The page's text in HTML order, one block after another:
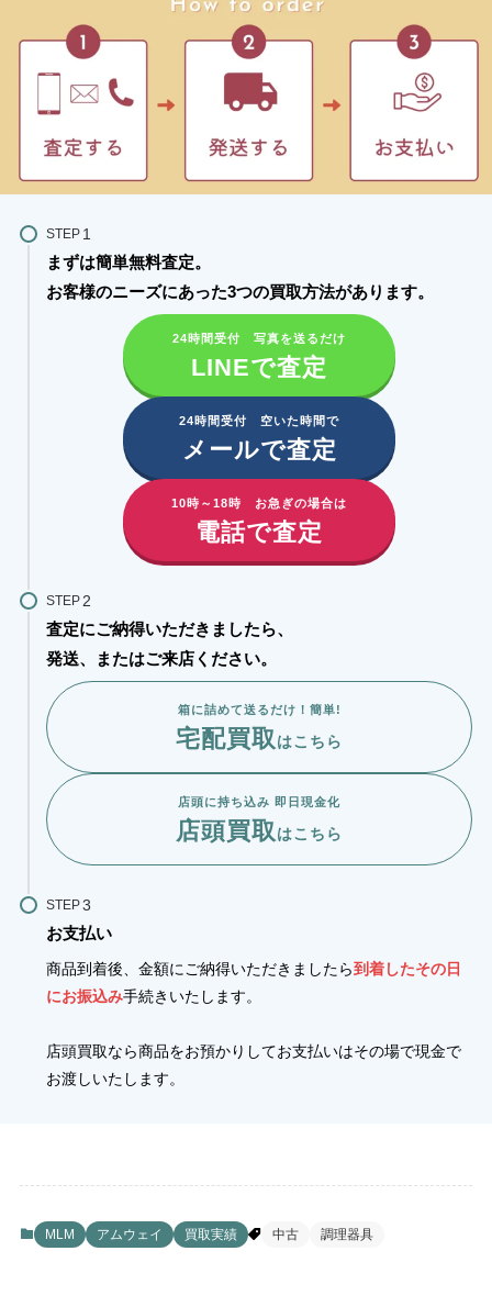
STEP
まずは簡単無料査定。
お客様のニーズにあった3つの買取方法があります。​
24時間受付 写真を送るだけ
LINEで査定
24時間受付 空いた時間で
メールで査定
10時～18時 お急ぎの場合は
電話で査定
STEP
査定にご納得いただきましたら、
発送、またはご来店ください。
箱に詰めて送るだけ！簡単!
宅配買取はこちら
店頭に持ち込み 即日現金化
店頭買取はこちら
STEP
お支払い
商品到着後、金額にご納得いただきましたら到着したその日
にお振込み手続きいたします。
店頭買取なら商品をお預かりしてお支払いはその場で現金で
お渡しいたします。
MLM アムウェイ 買取実績 中古 調理器具